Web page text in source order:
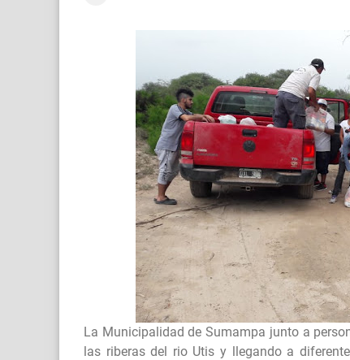
La Municipalidad de Sumampa junto a
las riberas del rio Utis y llegando a